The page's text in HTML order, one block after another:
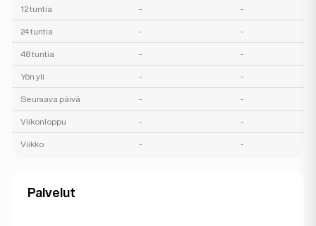
12 tuntia - -
24 tuntia - -
48 tuntia - -
Yön yli - -
Seuraava päivä - -
Viikonloppu - -
Viikko - -
Palvelut